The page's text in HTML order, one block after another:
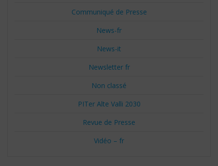
Communiqué de Presse
News-fr
News-it
Newsletter fr
Non classé
PITer Alte Valli 2030
Revue de Presse
Vidéo – fr